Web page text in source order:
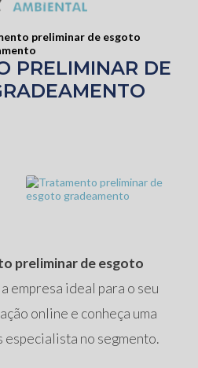
preliminar de esgoto
PRELIMINAR DE
preliminar de esgoto
empresa ideal para o seu
online e conheça uma
no segmento.